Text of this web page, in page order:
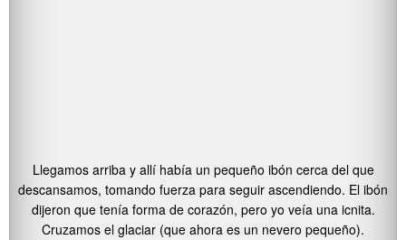
Llegamos arriba y allí había un pequeño ibón cerca del que
descansamos, tomando fuerza para seguir ascendiendo. El ibón
dijeron que tenía forma de corazón, pero yo veía una icnita.
Cruzamos el glaciar (que ahora es un nevero pequeño).